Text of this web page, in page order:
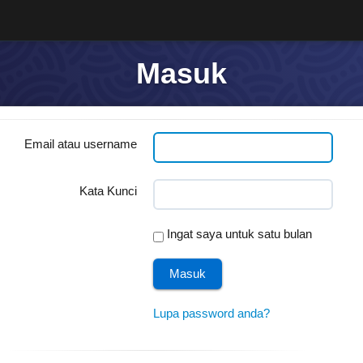
Masuk
Email atau username
Kata Kunci
Ingat saya untuk satu bulan
Lupa password anda?